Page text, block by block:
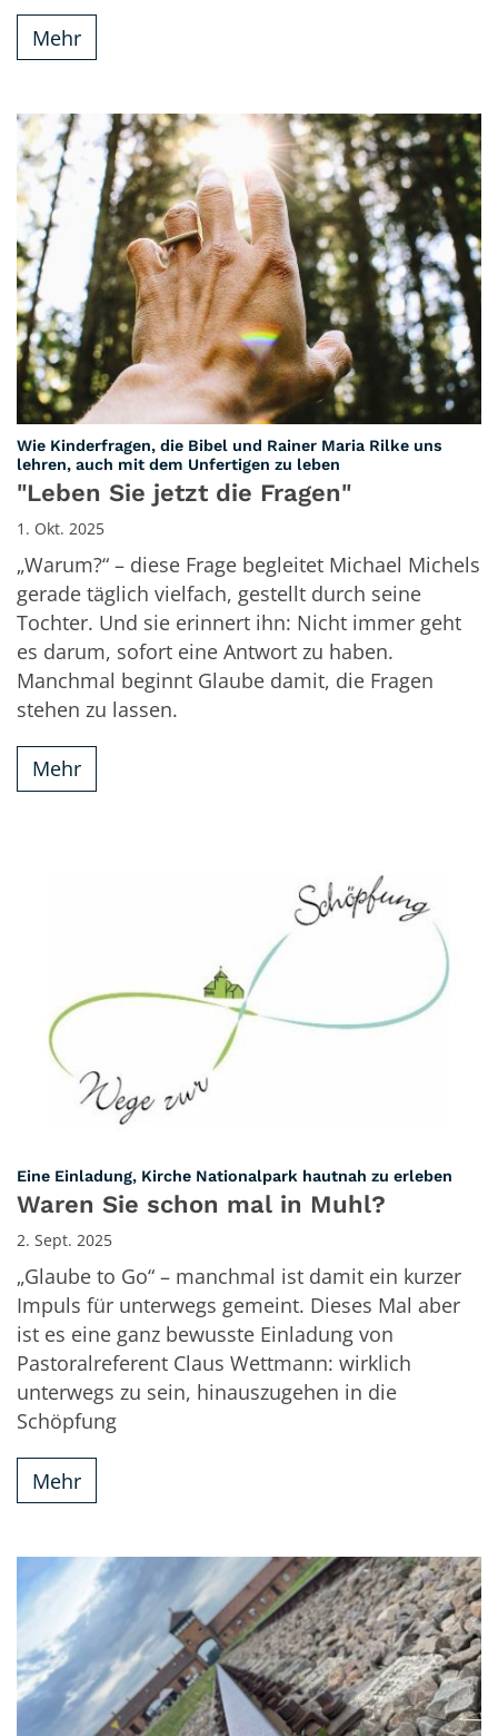
Mehr
Wie Kinderfragen, die Bibel und Rainer Maria Rilke uns
lehren, auch mit dem Unfertigen zu leben
"Leben Sie jetzt die Fragen"
1. Okt. 2025
„Warum?“ – diese Frage begleitet Michael Michels
gerade täglich vielfach, gestellt durch seine
Tochter. Und sie erinnert ihn: Nicht immer geht
es darum, sofort eine Antwort zu haben.
Manchmal beginnt Glaube damit, die Fragen
stehen zu lassen.
Mehr
Eine Einladung, Kirche Nationalpark hautnah zu erleben
Waren Sie schon mal in Muhl?
2. Sept. 2025
„Glaube to Go“ – manchmal ist damit ein kurzer
Impuls für unterwegs gemeint. Dieses Mal aber
ist es eine ganz bewusste Einladung von
Pastoralreferent Claus Wettmann: wirklich
unterwegs zu sein, hinauszugehen in die
Schöpfung
Mehr